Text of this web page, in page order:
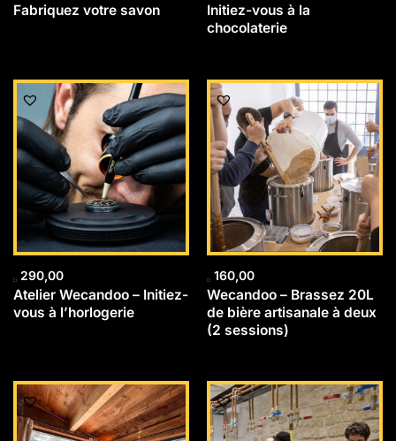
Fabriquez votre savon
Initiez-vous à la
chocolaterie
290,00
Atelier Wecandoo – Initiez-
vous à l’horlogerie
160,00
Wecandoo – Brassez 20L
de bière artisanale à deux
(2 sessions)